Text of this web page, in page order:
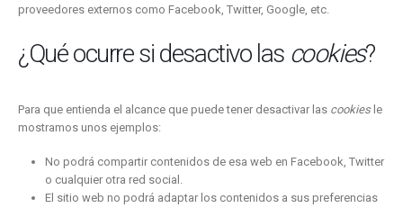
proveedores externos como Facebook, Twitter, Google, etc.
¿Qué ocurre si desactivo las cookies?
Para que entienda el alcance que puede tener desactivar las cookiesle
mostramos unos ejemplos:
No podrá compartir contenidos de esa web en Facebook, Twitter
o cualquier otra red social.
El sitio web no podrá adaptar los contenidos a sus preferencias